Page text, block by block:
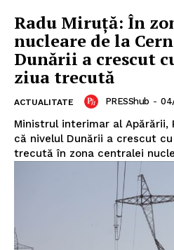
Radu Miruţă: În
nucleare de la
Dunării a crescut
ziua trecută
ACTUALITATE PRESShub -
Ministrul interimar al Apărării,
că nivelul Dunării a crescut
trecută în zona centralei